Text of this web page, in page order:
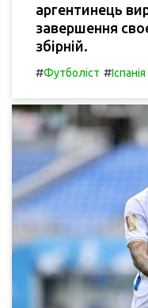
аргентинець
завершення
збірній.
#Футболіст #Іспанія